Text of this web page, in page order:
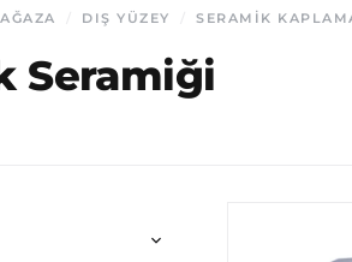
DIŞ YÜZEY SERAMIK
Seramiği